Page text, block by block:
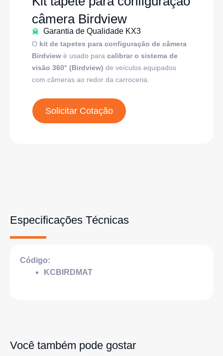
câmera Birdview
Garantia de Qualidade KX3
O kit de tapetes para configuração de câmera
Birdview é usado para calibrar o sistema de
visão 360° (Birdview) de veículos equipados
com câmeras ao redor da carroceria.
Solicitar Cotação
Especificações Técnicas
Código:
KCBIRDMAT
Você também pode gostar